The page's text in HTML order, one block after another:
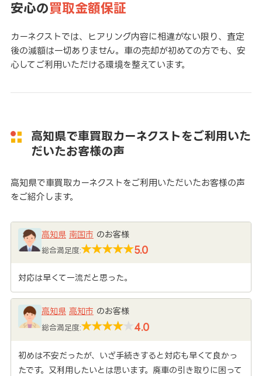
安心の買取金額保証
カーネクストでは、ヒアリング内容に相違がない限り、査定
後の減額は一切ありません。車の売却が初めての方でも、安
心してご利用いただける環境を整えています。
高知県で車買取カーネクストをご利用いた
だいたお客様の声
高知県で車買取カーネクストをご利用いただいたお客様の声
をご紹介します。
高知県 南国市 のお客様
総合満足度: 5.0
対応は早くて一流だと思った。
高知県 高知市 のお客様
総合満足度: 4.0
初めは不安だったが、いざ手続きすると対応も早くて良かっ
たです。又利用したいとは思います。廃車の引き取りに困って